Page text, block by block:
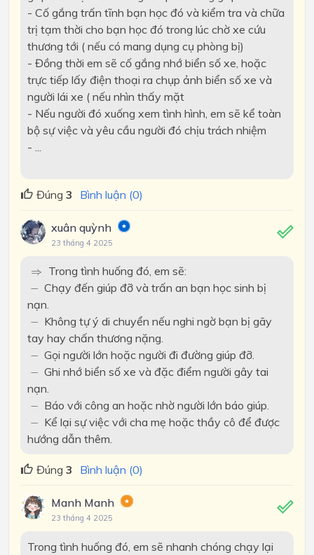
- Cố gắng trấn tĩnh bạn học đó và kiểm tra và chữa
trị tạm thời cho bạn học đó trong lúc chờ xe cứu
thương tới ( nếu có mang dụng cụ phòng bị)
- Đồng thời em sẽ cố gắng nhớ biển số xe, hoặc
trực tiếp lấy điện thoại ra chụp ảnh biển số xe và
người lái xe ( nếu nhìn thấy mặt
- Nếu người đó xuống xem tình hình, em sẽ kể toàn
bộ sự việc và yêu cầu người đó chịu trách nhiệm
- ...
Đúng 3 Bình luận (0)
xuân quỳnh
23 tháng 4 2025
⇒
⇒ Trong tình huống đó, em sẽ:
−
-
Chạy đến giúp đỡ và trấn an bạn học sinh bị
nạn.
−
-
Không tự ý di chuyển nếu nghi ngờ bạn bị gãy
tay hay chấn thương nặng.
−
- Gọi người lớn hoặc người đi đường giúp đỡ.
−
-
Ghi nhớ biển số xe và đặc điểm người gây tai
nạn.
−
- Báo với công an hoặc nhờ người lớn báo giúp.
−
-
Kể lại sự việc với cha mẹ hoặc thầy cô để được
hướng dẫn thêm.
Đúng 3 Bình luận (0)
Manh Manh
23 tháng 4 2025
Trong tình huống đó, em sẽ nhanh chóng chạy lại